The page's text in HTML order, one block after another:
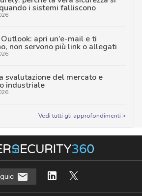
i sistemi falliscono
apri un’e-mail e ti
non servono più link o allegati
svalutazione del mercato e
industriale
Vedi tutti gli approfondimenti >